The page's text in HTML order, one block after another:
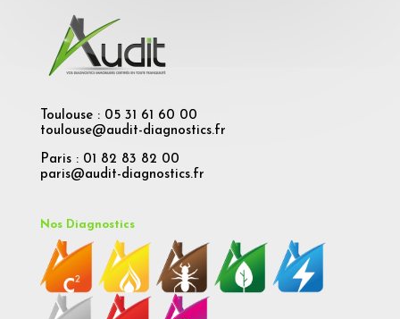
Toulouse : 05 31 61 60 00
toulouse@audit-diagnostics.fr
Paris : 01 82 83 82 00
paris@audit-diagnostics.fr
Nos Diagnostics